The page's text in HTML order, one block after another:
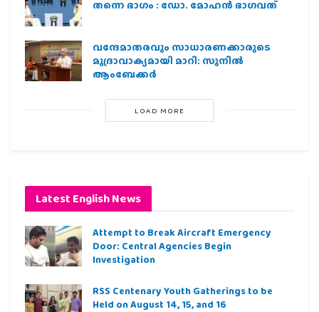
തന്നെ ഭാഗം : ഡോ. മോഹന്‍ ഭാഗവത്
വന്ദേമാതരവും സാധാരണക്കാരുടെ
മുദ്രാവാക്യമായി മാറി: സുനിൽ
ആംബേക്കർ
LOAD MORE
Latest English News
Attempt to Break Aircraft Emergency
Door: Central Agencies Begin
Investigation
RSS Centenary Youth Gatherings to be
Held on August 14, 15, and 16